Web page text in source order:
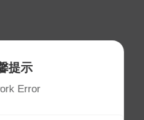
提示
Error